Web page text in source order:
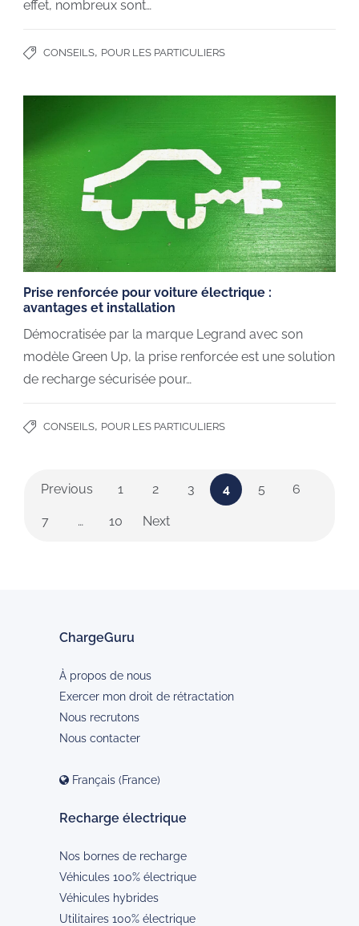
effet, nombreux sont…
CONSEILS, POUR LES PARTICULIERS
Prise renforcée pour voiture électrique :
avantages et installation
Démocratisée par la marque Legrand avec son
modèle Green Up, la prise renforcée est une solution
de recharge sécurisée pour…
CONSEILS, POUR LES PARTICULIERS
Previous 1 2 3 4 5 6
7 … 10 Next
ChargeGuru
À propos de nous
Exercer mon droit de rétractation
Nous recrutons
Nous contacter
Français (France)
Recharge électrique
Nos bornes de recharge
Véhicules 100% électrique
Véhicules hybrides
Utilitaires 100% électrique